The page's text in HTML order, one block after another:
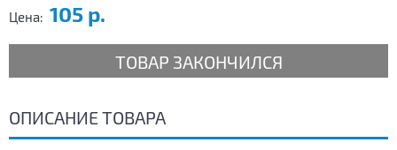
Цена: 105 р.
ТОВАР ЗАКОНЧИЛСЯ
ОПИСАНИЕ ТОВАРА